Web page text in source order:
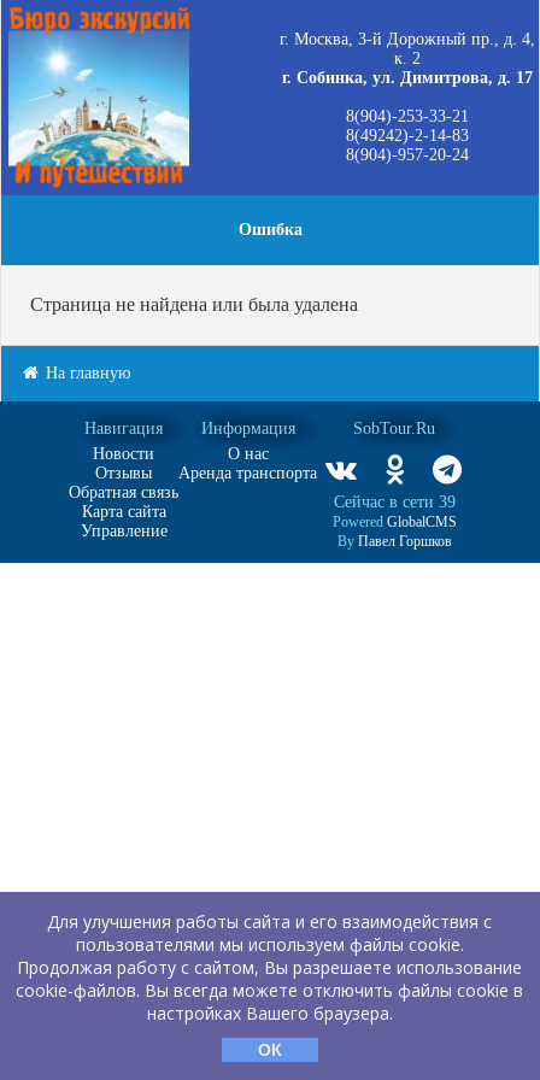
г. Москва, 3-й Дорожный пр., д. 4,
к. 2
г. Собинка, ул. Димитрова, д. 17
8(904)-253-33-21
8(49242)-2-14-83
8(904)-957-20-24
Ошибка
Страница не найдена или была удалена
На главную
Навигация
Новости
Отзывы
Обратная связь
Карта сайта
Управление
Информация
О нас
Аренда транспорта
SobTour.Ru
Сейчас в сети 39
Powered GlobalCMS
By Павел Горшков
Для улучшения работы сайта и его взаимодействия с
пользователями мы используем файлы cookie.
Продолжая работу с сайтом, Вы разрешаете использование
cookie-файлов. Вы всегда можете отключить файлы cookie в
настройках Вашего браузера.
ОК